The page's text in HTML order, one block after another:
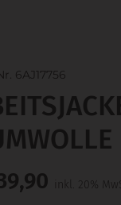
6AJ17756
inkl. 20%